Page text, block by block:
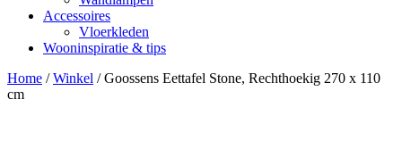
Accessoires
Vloerkleden
Wooninspiratie & tips
Home /Winkel /Goossens Eettafel Stone, Rechthoekig 270 x 110
cm